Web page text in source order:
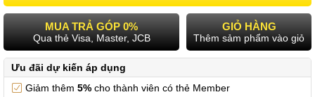
MUA TRẢ GÓP 0%
Qua thẻ Visa, Master, JCB
GIỎ HÀNG
Thêm sảm phẩm vào giỏ
Ưu đãi dự kiến áp dụng
Giảm thêm 5% cho thành viên có thẻ Member